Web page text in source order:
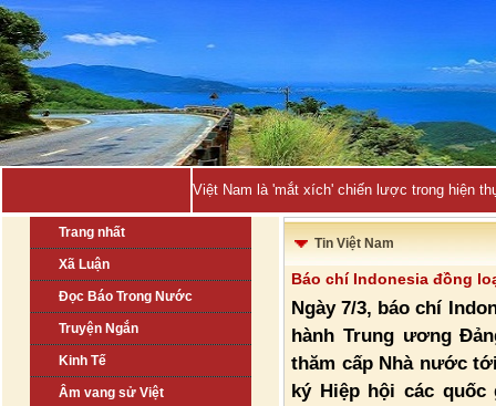
Việt Nam là 'mắt xích' chiến lược trong hiện
Trang nhất
Xã Luận
Đọc Báo Trong Nước
Truyện Ngắn
Kinh Tế
Âm vang sử Việt
Tin Việt Nam
Báo chí Indonesia đồng
Ngày 7/3, báo chí
hành Trung ương
thăm cấp Nhà nước
ký Hiệp hội các quốc